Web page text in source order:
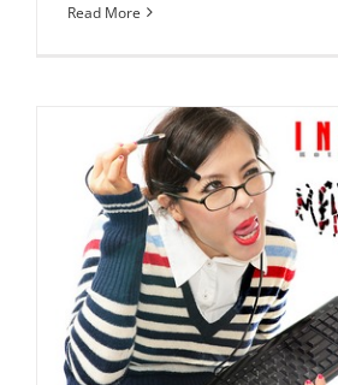
Read More